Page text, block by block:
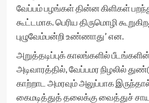
வேப்பம் பழங்கள் தின்ன கிளிகள்
கூட்டமாக. பெரிய திருமொழி
புழுவேம்பன்றி உண்ணாது’ என.
அறுத்தடிப்புக் காலங்களில்
அடிவாரத்தில், வேப்பமர நிழலில்
காற்றாட அமரவும் அலுப்பாக
கைமடித்துத் தலைக்கு வைத்துச்